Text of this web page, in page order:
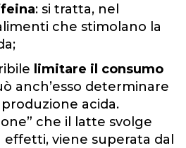
: si tratta, nel
che stimolano la
limitare il consumo
anch’esso determinare
acida.
che il latte svolge
viene superata dal